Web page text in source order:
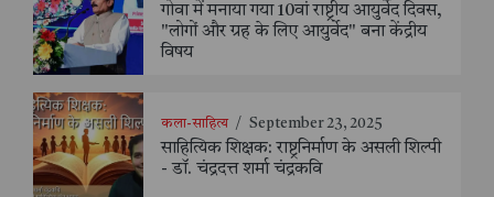
गोवा में मनाया गया 10वां राष्ट्रीय आयुर्वेद दिवस,
"लोगों और ग्रह के लिए आयुर्वेद" बना केंद्रीय
विषय
कला-साहित्य / September 23, 2025
साहित्यिक शिक्षक: राष्ट्रनिर्माण के असली शिल्पी
- डॉ. चंद्रदत्त शर्मा चंद्रकवि